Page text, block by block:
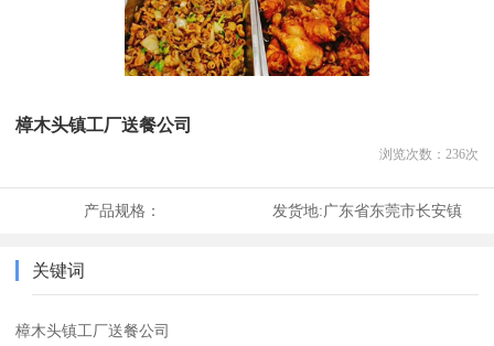
樟木头镇工厂送餐公司
浏览次数： 236次
产品规格： 发货地:广东省东莞市长安镇
关键词
樟木头镇工厂送餐公司